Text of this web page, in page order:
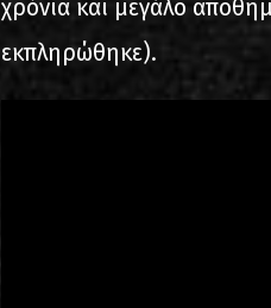
χρόνια και μεγάλο
εκπληρώθηκε).